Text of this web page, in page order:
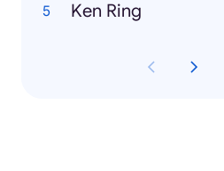
Ken Ring